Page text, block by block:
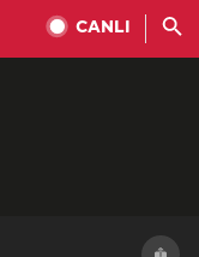
CANLI